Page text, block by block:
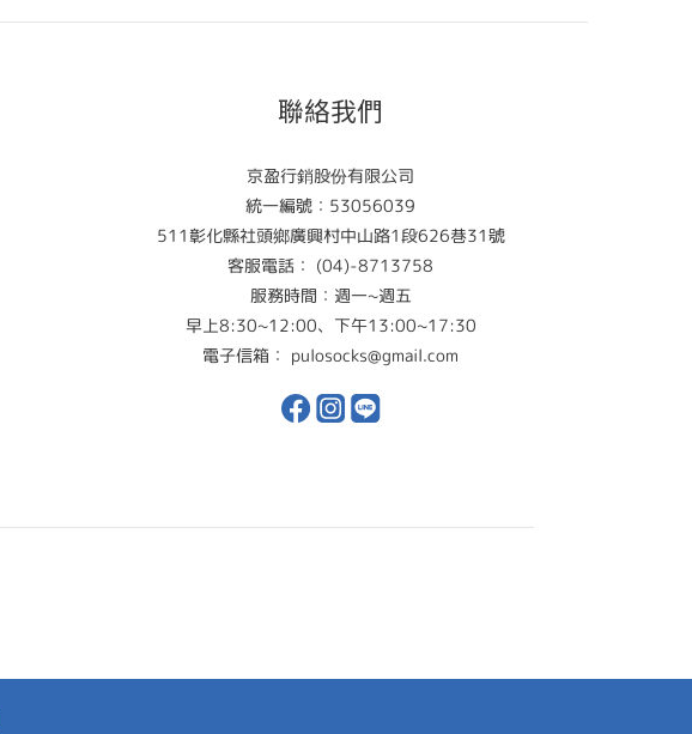
聯絡我們
京盈行銷股份有限公司
統一編號：53056039
511彰化縣社頭鄉廣興村中山路1段626巷31號
客服電話： (04)-8713758
服務時間：週一~週五
早上8:30~12:00、下午13:00~17:30
電子信箱： pulosocks@gmail.com